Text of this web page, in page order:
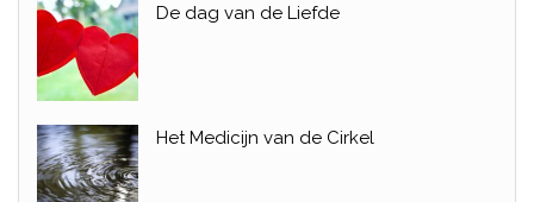
De dag van de Liefde
Het Medicijn van de Cirkel